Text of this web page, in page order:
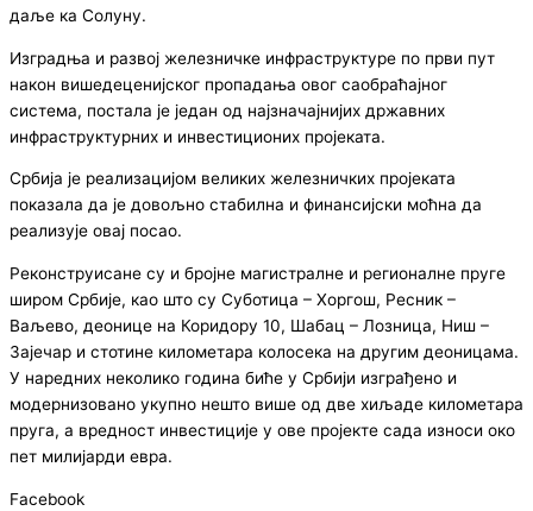
даље ка Солуну.
Изградња и развој железничке инфраструктуре по први пут
након вишедеценијског пропадања овог саобраћајног
система, постала је један од најзначајнијих државних
инфраструктурних и инвестиционих пројеката.
Србија је реализацијом великих железничких пројеката
показала да је довољно стабилна и финансијски моћна да
реализује овај посао.
Реконструисане су и бројне магистралне и регионалне пруге
широм Србије, као што су Суботица – Хоргош, Ресник –
Ваљево, деонице на Коридору 10, Шабац – Лозница, Ниш –
Зајечар и стотине километара колосека на другим деоницама.
У наредних неколико година биће у Србији изграђено и
модернизовано укупно нешто више од две хиљаде километара
пруга, а вредност инвестиције у ове пројекте сада износи око
пет милијарди евра.
Facebook